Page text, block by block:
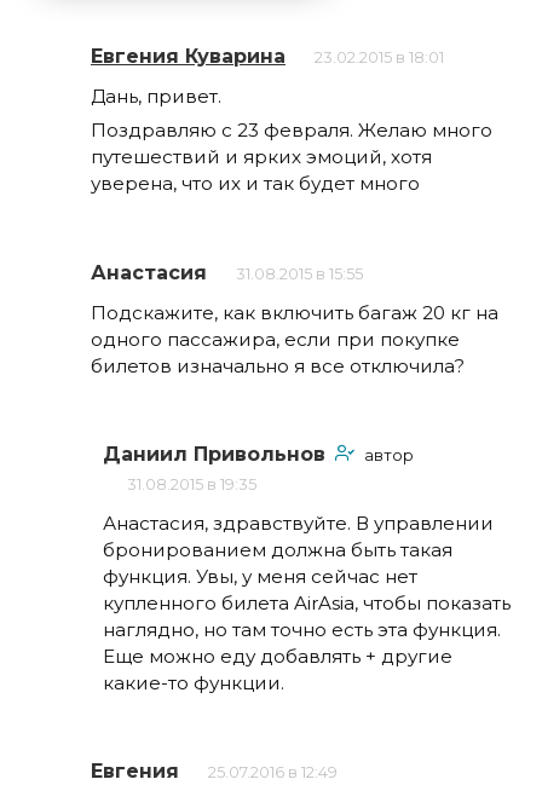
Евгения Куварина 23.02.2015 в 18:01
Дань, привет.
Поздравляю с 23 февраля. Желаю много
путешествий и ярких эмоций, хотя
уверена, что их и так будет много
Анастасия 31.08.2015 в 15:55
Подскажите, как включить багаж 20 кг на
одного пассажира, если при покупке
билетов изначально я все отключила?
Даниил Привольнов
автор
31.08.2015 в 19:35
Анастасия, здравствуйте. В управлении
бронированием должна быть такая
функция. Увы, у меня сейчас нет
купленного билета AirAsia, чтобы показать
наглядно, но там точно есть эта функция.
Еще можно еду добавлять + другие
какие-то функции.
Евгения 25.07.2016 в 12:49